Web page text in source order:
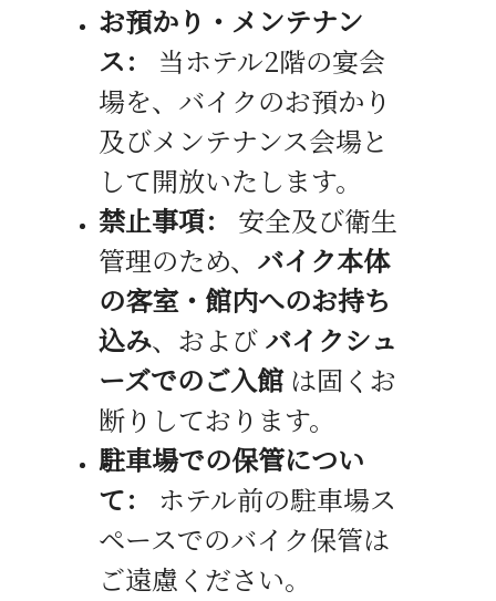
お預かり・メンテナン
ス：
当ホテル2階の宴会
場を、バイクのお預かり
及びメンテナンス会場と
して開放いたします。
禁止事項：
安全及び衛生
管理のため、 バイク本体
の客室・館内へのお持ち
込み、および バイクシュ
ーズでのご入館は固くお
断りしております。
駐車場での保管につい
て：
ホテル前の駐車場ス
ペースでのバイク保管は
ご遠慮ください。